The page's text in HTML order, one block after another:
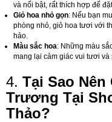
và nổi bật, rất thích hợp để
Giỏ hoa nhỏ gọn: Nếu bạn
phòng nhỏ, giỏ hoa tươi với
hảo.
Màu sắc hoa: Những màu
mang lại cảm giác vui tươi
4. Tại Sao Nên
Trương Tại
Thảo?